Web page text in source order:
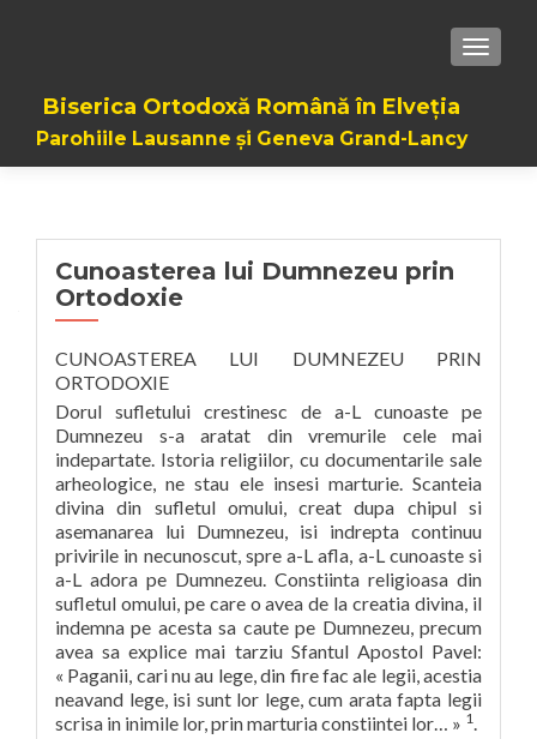
Biserica Ortodoxă Română în Elveția
Parohiile Lausanne și Geneva Grand-Lancy
Cunoasterea lui Dumnezeu prin
Ortodoxie
CUNOASTEREA LUI DUMNEZEU PRIN
ORTODOXIE
Dorul sufletului crestinesc de a-L cunoaste pe
Dumnezeu s-a aratat din vremurile cele mai
indepartate. Istoria religiilor, cu documentarile sale
arheologice, ne stau ele insesi marturie. Scanteia
divina din sufletul omului, creat dupa chipul si
asemanarea lui Dumnezeu, isi indrepta continuu
privirile in necunoscut, spre a-L afla, a-L cunoaste si
a-L adora pe Dumnezeu. Constiinta religioasa din
sufletul omului, pe care o avea de la creatia divina, il
indemna pe acesta sa caute pe Dumnezeu, precum
avea sa explice mai tarziu Sfantul Apostol Pavel:
« Paganii, cari nu au lege, din fire fac ale legii, acestia
neavand lege, isi sunt lor lege, cum arata fapta legii
scrisa in inimile lor, prin marturia constiintei lor… » 1.